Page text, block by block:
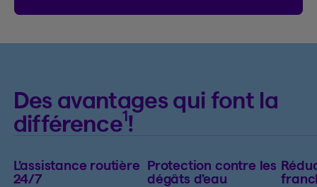
Des avantages qui font la
différence1!
L’assistance routière
24/7
Protection contre les
dégâts d’eau